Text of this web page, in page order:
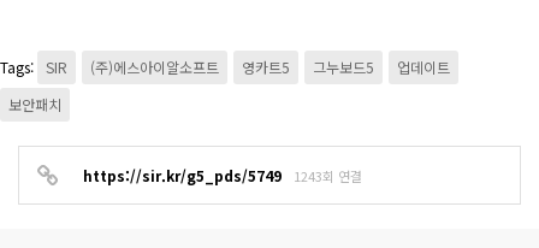
Tags: SIR (주)에스아이알소프트 영카트5 그누보드5
업데이트
보안패치
https://sir.kr/g5_pds/5749 1243회 연결